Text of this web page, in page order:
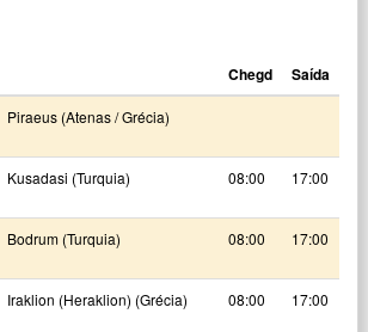
Chegd Saída
Piraeus (Atenas / Grécia)
Kusadasi (Turquia) 08:00 17:00
Bodrum (Turquia) 08:00 17:00
Iraklion (Heraklion) (Grécia) 08:00 17:00